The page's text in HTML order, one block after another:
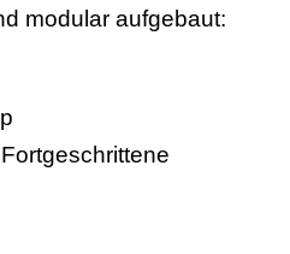
modular aufgebaut: